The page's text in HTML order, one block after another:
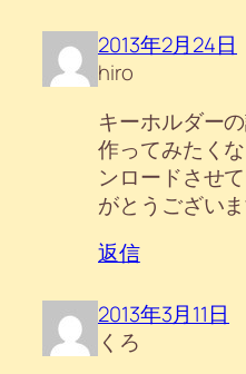
2013年2月24日
hiro
キーホルダー
作ってみたく
ンロードさせ
がとうございま
返信
2013年3月11日
くろ